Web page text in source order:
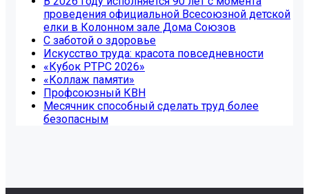
проведения официальной Всесоюзной детской
елки в Колонном зале Дома Союзов
С заботой о здоровье
Искусство труда: красота повседневности
«Кубок РТРС 2026»
«Коллаж памяти»
Профсоюзный КВН
Месячник способный сделать труд более
безопасным